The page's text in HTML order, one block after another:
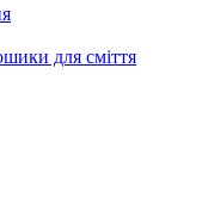
для сміття